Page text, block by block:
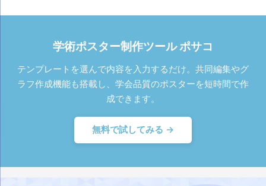
学術ポスター制作ツール ポサコ
テンプレートを選んで内容を入力するだけ。共同編集やグ
ラフ作成機能も搭載し、学会品質のポスターを短時間で作
成できます。
無料で試してみる →